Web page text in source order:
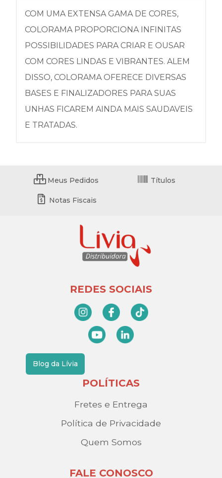
COM UMA EXTENSA GAMA DE CORES,
COLORAMA PROPORCIONA INFINITAS
POSSIBILIDADES PARA CRIAR E OUSAR
COM CORES LINDAS E VIBRANTES. ALEM
DISSO, COLORAMA OFERECE DIVERSAS
BASES E FINALIZADORES PARA SUAS
UNHAS FICAREM AINDA MAIS SAUDAVEIS
E TRATADAS.
Meus Pedidos Títulos
Notas Fiscais
REDES SOCIAIS
Blog da Lívia
POLÍTICAS
Fretes e Entrega
Política de Privacidade
Quem Somos
FALE CONOSCO